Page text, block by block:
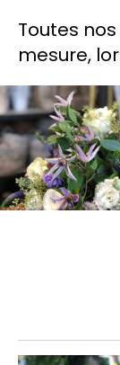
Toutes
mesure,